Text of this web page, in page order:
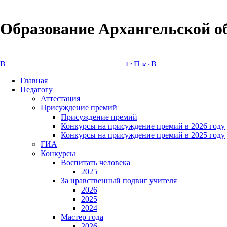
Образование Архангельской
Главная
Педагогу
Аттестация
Присуждение премий
Присуждение премий
Конкурсы на присуждение премий в 2026 году
Конкурсы на присуждение премий в 2025 году
ГИА
Конкурсы
Воспитать человека
2025
За нравственный подвиг учителя
2026
2025
2024
Мастер года